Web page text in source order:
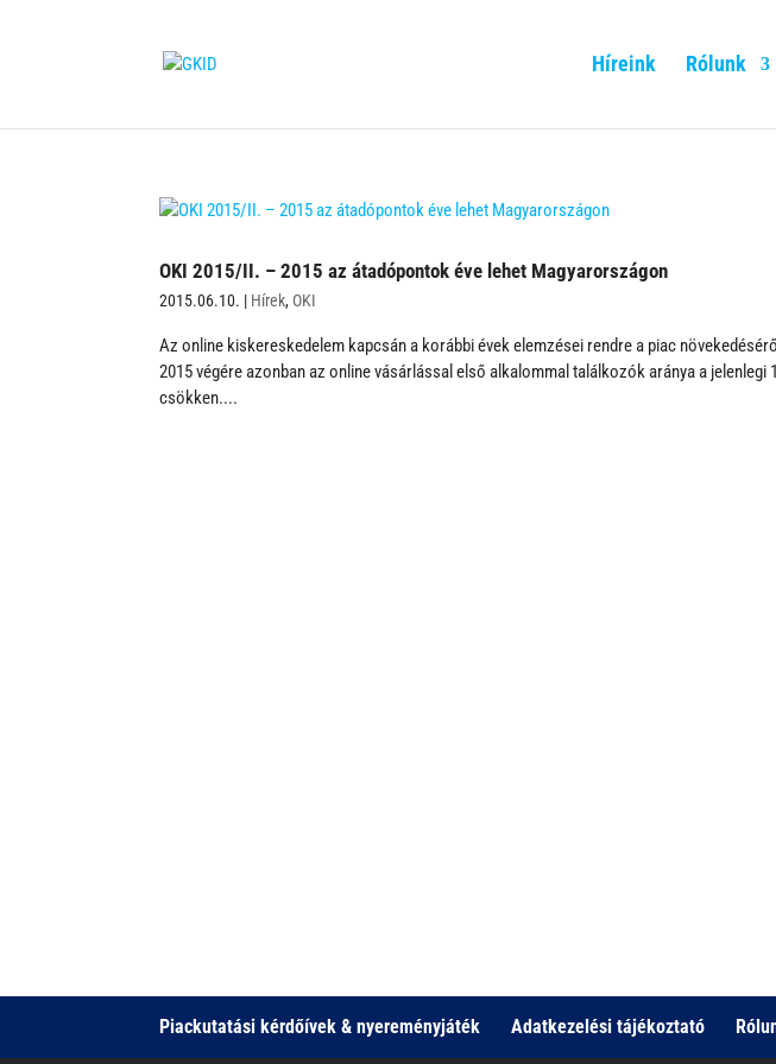
Híreink Rólunk
OKI 2015/II. – 2015 az átadópontok éve lehet Magyarországon
2015.06.10. | Hírek, OKI
Az online kiskereskedelem kapcsán a korábbi évek elemzései rendre a piac
2015 végére azonban az online vásárlással első alkalommal találkozók aránya a jelenlegi
csökken....
Piackutatási kérdőívek & nyereményjáték Adatkezelési tájékoztató